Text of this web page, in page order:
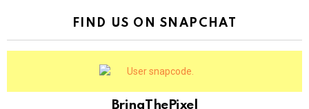
FIND US ON SNAPCHAT
BringThePixel